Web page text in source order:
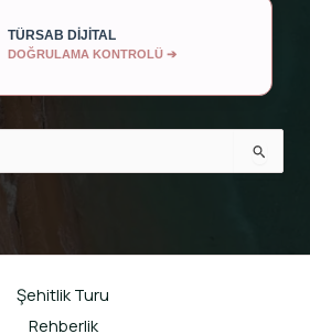
TÜRSAB DİJİTAL
DOĞRULAMA KONTROLÜ ➔
Şehitlik Turu
Rehberlik